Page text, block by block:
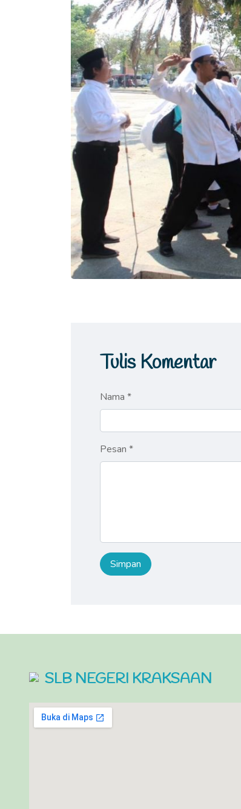
Tulis Komentar
Nama *
Pesan *
SLB NEGERI KRAKSAAN